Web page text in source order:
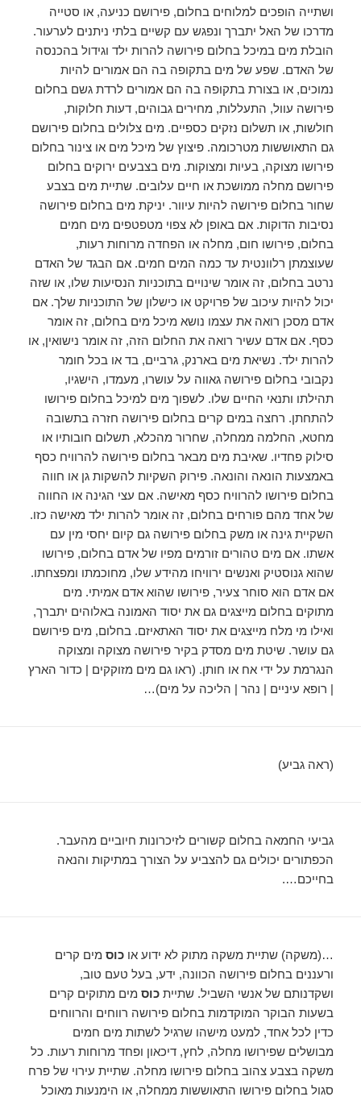
ושתייה הופכים למלוחים בחלום, פירושם כניעה, או סטייה
מדרכו של האל יתברך ונפגש עם קשיים בלתי ניתנים לערעור.
הובלת מים במיכל בחלום פירושה להרות ילד וגידול בהכנסה
של האדם. שפע של מים בתקופה בה הם אמורים להיות
נמוכים, או בצורת בתקופה בה הם אמורים לרדת גשם בחלום
פירושה עוול, התעללות, מחירים גבוהים, דעות חלוקות,
חולשות, או תשלום נזקים כספיים. מים צלולים בחלום פירושם
גם התאוששות מטרכומה. פיצוץ של מיכל מים או צינור בחלום
פירושו מצוקה, בעיות ומצוקות. מים בצבעים ירוקים בחלום
פירושם מחלה ממושכת או חיים עלובים. שתיית מים בצבע
שחור בחלום פירושה להיות עיוור. יניקת מים בחלום פירושה
נסיבות הדוקות. אם באופן לא צפוי מטפטפים מים חמים
בחלום, פירושו חום, מחלה או הפחדה מרוחות רעות,
שעוצמתן רלוונטית עד כמה המים חמים. אם הבגד של האדם
נרטב בחלום, זה אומר שינויים בתוכניות הנסיעות שלו, או שזה
יכול להיות עיכוב של פרויקט או כישלון של התוכניות שלך. אם
אדם מסכן רואה את עצמו נושא מיכל מים בחלום, זה אומר
כסף. אם אדם עשיר רואה את החלום הזה, זה אומר נישואין, או
להרות ילד. נשיאת מים בארנק, גרביים, בד או בכל חומר
נקבובי בחלום פירושה גאווה על עושרו, מעמדו, הישגיו,
תהילתו ותנאי החיים שלו. לשפוך מים למיכל בחלום פירושו
להתחתן. רחצה במים קרים בחלום פירושה חזרה בתשובה
מחטא, החלמה ממחלה, שחרור מהכלא, תשלום חובותיו או
סילוק פחדיו. שאיבת מים מבאר בחלום פירושה להרוויח כסף
באמצעות הונאה והונאה. פירוק השקיות להשקות גן או חווה
בחלום פירושו להרוויח כסף מאישה. אם עצי הגינה או החווה
של אחד מהם פורחים בחלום, זה אומר להרות ילד מאישה כזו.
השקיית גינה או משק בחלום פירושה גם קיום יחסי מין עם
אשתו. אם מים טהורים זורמים מפיו של אדם בחלום, פירושו
שהוא גנוסטיק ואנשים ירוויחו מהידע שלו, מחוכמתו ומפצחתו.
אם אדם הוא סוחר צעיר, פירושו שהוא אדם אמיתי. מים
מתוקים בחלום מייצגים גם את יסוד האמונה באלוהים יתברך,
ואילו מי מלח מייצגים את יסוד האתאיזם. בחלום, מים פירושם
גם עושר. שיטת מים מסדק בקיר פירושה מצוקה ומצוקה
הנגרמת על ידי אח או חותן. (ראו גם מים מזוקקים | כדור הארץ
| רופא עיניים | נהר | הליכה על מים)…
(ראה גביע)
גביעי החמאה בחלום קשורים לזיכרונות חיוביים מהעבר.
הכפתורים יכולים גם להצביע על הצורך במתיקות והנאה
בחייכם….
…(משקה) שתיית משקה מתוק לא ידוע אוכוס מים קרים
ורעננים בחלום פירושה הכוונה, ידע, בעל טעם טוב,
ושקדנותם של אנשי השביל. שתייתכוס מים מתוקים קרים
בשעות הבוקר המוקדמות בחלום פירושה רווחים והרווחים
כדין לכל אחד, למעט מישהו שרגיל לשתות מים חמים
מבושלים שפירושו מחלה, לחץ, דיכאון ופחד מרוחות רעות. כל
משקה בצבע צהוב בחלום פירושו מחלה. שתיית עירוי של פרח
סגול בחלום פירושו התאוששות ממחלה, או הימנעות מאוכל